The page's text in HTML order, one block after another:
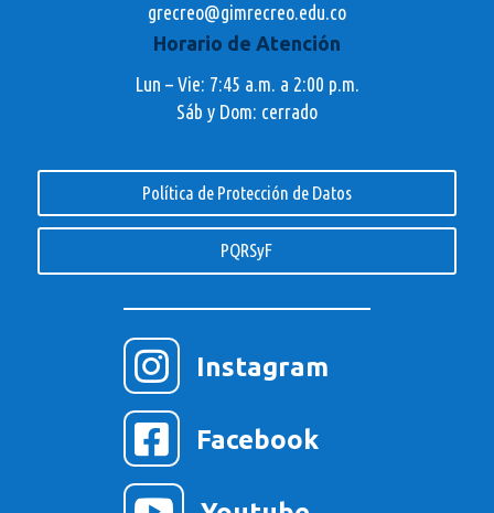
grecreo@gimrecreo.edu.co
Horario de Atención
Lun – Vie: 7:45 a.m. a 2:00 p.m.
Sáb y Dom: cerrado
Política de Protección de Datos
PQRSyF
 Instagram
 Facebook